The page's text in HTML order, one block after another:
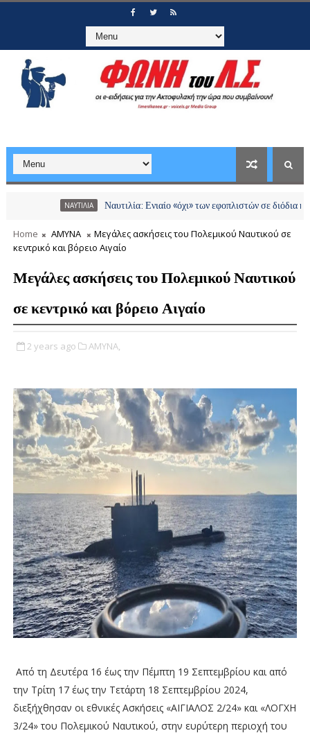
Ναυτιλία: Ενιαίο «όχι» των εφοπλιστών σε διόδια και
Home ΑΜΥΝΑ
Μεγάλες ασκήσεις του Πολεμικού Ναυτικού σε
κεντρικό και βόρειο Αιγαίο
Μεγάλες ασκήσεις του Πολεμικού Ναυτικού
σε κεντρικό και βόρειο Αιγαίο
2 years ago ΑΜΥΝΑ,
Από τη Δευτέρα 16 έως την Πέμπτη 19 Σεπτεμβρίου και από
την Τρίτη 17 έως την Τετάρτη 18 Σεπτεμβρίου 2024,
διεξήχθησαν οι εθνικές Ασκήσεις «ΑΙΓΙΑΛΟΣ 2/24» και «ΛΟΓΧΗ
3/24» του Πολεμικού Ναυτικού, στην ευρύτερη περιοχή του